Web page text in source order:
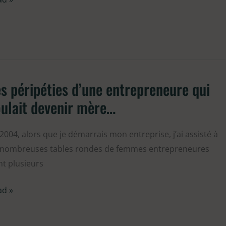
péripéties d’une entrepreneure qui
devenir mère…
alors que je démarrais mon entreprise, j’ai assisté à
tables rondes de femmes entrepreneures
plusieurs
»